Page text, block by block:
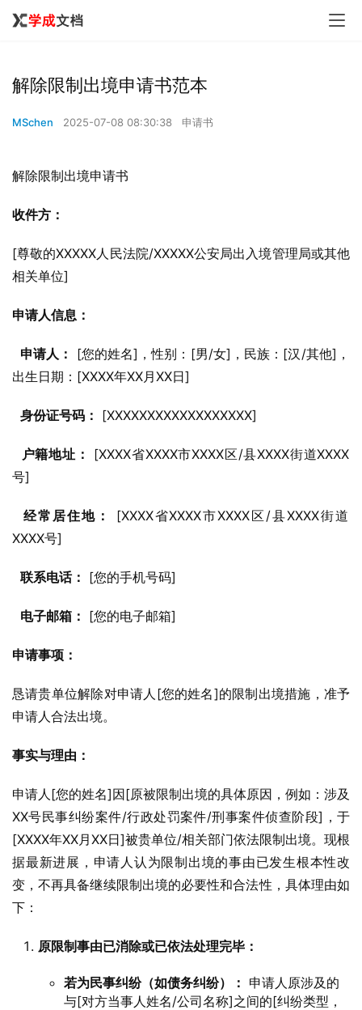
解除限制出境申请书范本
MSchen 2025-07-08 08:30:38 申请书
解除限制出境申请书
收件方：
[尊敬的XXXXX人民法院/XXXXX公安局出入境管理局或其他
相关单位]
申请人信息：
申请人：
[您的姓名]，性别：[男/女]，民族：[汉/其他]，
出生日期：[XXXX年XX月XX日]
身份证号码： [XXXXXXXXXXXXXXXXXX]
户籍地址：
[XXXX省XXXX市XXXX区/县XXXX街道XXXX
号]
经常居住地：
[XXXX省XXXX市XXXX区/县XXXX街道
XXXX号]
联系电话： [您的手机号码]
电子邮箱： [您的电子邮箱]
申请事项：
恳请贵单位解除对申请人[您的姓名]的限制出境措施，准予
申请人合法出境。
事实与理由：
申请人[您的姓名]因[原被限制出境的具体原因，例如：涉及
XX号民事纠纷案件/行政处罚案件/刑事案件侦查阶段]，于
[XXXX年XX月XX日]被贵单位/相关部门依法限制出境。现根
据最新进展，申请人认为限制出境的事由已发生根本性改
变，不再具备继续限制出境的必要性和合法性，具体理由如
下：
原限制事由已消除或已依法处理完毕：
若为民事纠纷（如债务纠纷）： 申请人原涉及的
与[对方当事人姓名/公司名称]之间的[纠纷类型，